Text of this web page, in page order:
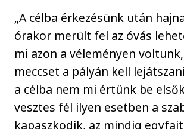
„A célba érkezésünk után
órakor merült fel az óvás
mi azon a véleményen
meccset a pályán kell
a célba nem mi értünk be
vesztes fél ilyen esetben a
kapaszkodik, az mindig